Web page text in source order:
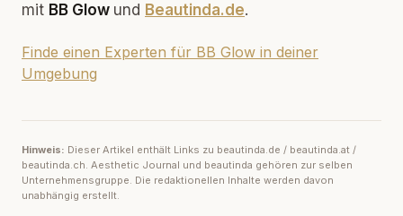
mit BB Glow und Beautinda.de.
Finde einen Experten für BB Glow in deiner
Umgebung
Hinweis: Dieser Artikel enthält Links zu beautinda.de / beautinda.at /
beautinda.ch. Aesthetic Journal und beautinda gehören zur selben
Unternehmensgruppe. Die redaktionellen Inhalte werden davon
unabhängig erstellt.